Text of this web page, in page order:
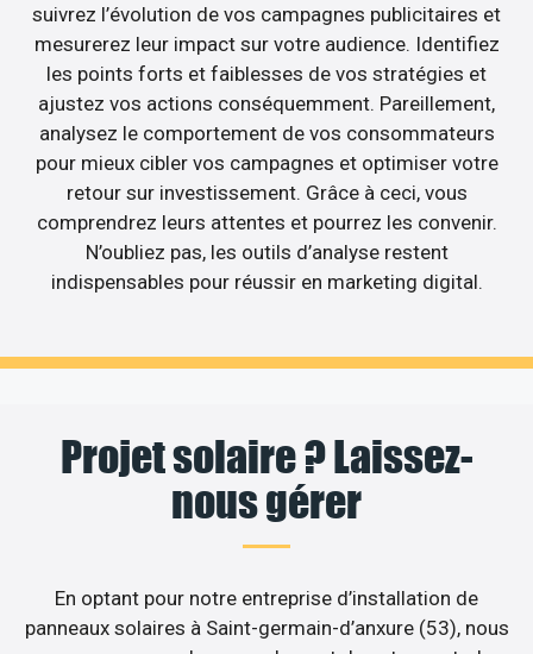
suivrez l’évolution de vos campagnes publicitaires et
mesurerez leur impact sur votre audience. Identifiez
les points forts et faiblesses de vos stratégies et
ajustez vos actions conséquemment. Pareillement,
analysez le comportement de vos consommateurs
pour mieux cibler vos campagnes et optimiser votre
retour sur investissement. Grâce à ceci, vous
comprendrez leurs attentes et pourrez les convenir.
N’oubliez pas, les outils d’analyse restent
indispensables pour réussir en marketing digital.
Projet solaire ? Laissez-
nous gérer
En optant pour notre entreprise d’installation de
panneaux solaires à Saint-germain-d’anxure (53), nous